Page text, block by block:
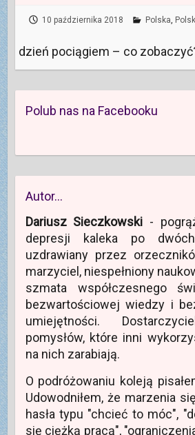
10 października 2018 Polska,
dzień pociągiem – co
Polub nas na Facebooku
Autor…
Dariusz Sieczkowski -
depresji kaleka po
uzdrawiany przez
marzyciel, niespełniony
szmata współczesnego
bezwartościowej wiedzy i
umiejętności.
pomysłów, które inni
na nich zarabiają.
O podróżowaniu koleją
Udowodniłem, że marzenia
hasła typu "chcieć to móc",
się ciężką pracą",